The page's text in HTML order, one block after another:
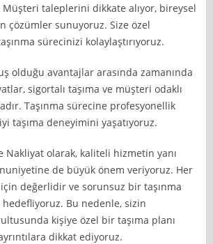
taleplerini dikkate alıyor, bireysel
çözümler sunuyoruz. Size özel
sürecinizi kolaylaştırıyoruz.
olduğu avantajlar arasında zamanında
sigortalı taşıma ve müşteri odaklı
Taşınma sürecine profesyonellik
taşıma deneyimini yaşatıyoruz.
Nakliyat olarak, kaliteli hizmetin yanı
de büyük önem veriyoruz. Her
değerlidir ve sorunsuz bir taşınma
hedefliyoruz. Bu nedenle, sizin
kişiye özel bir taşıma planı
dikkat ediyoruz.